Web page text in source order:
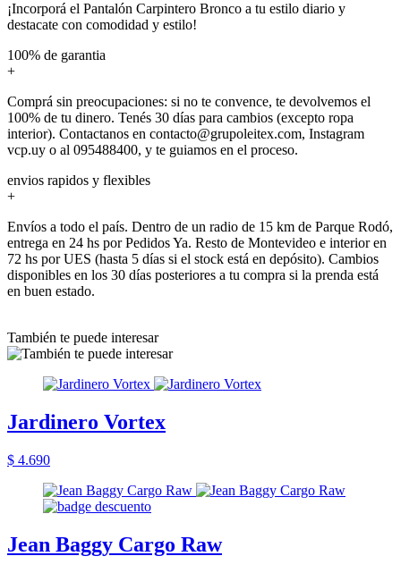
¡Incorporá el Pantalón Carpintero Bronco a tu estilo diario y
destacate con comodidad y estilo!
100% de garantia
+
Comprá sin preocupaciones: si no te convence, te devolvemos el
100% de tu dinero. Tenés 30 días para cambios (excepto ropa
interior). Contactanos en contacto@grupoleitex.com, Instagram
vcp.uy o al 095488400, y te guiamos en el proceso.
envios rapidos y flexibles
+
Envíos a todo el país. Dentro de un radio de 15 km de Parque Rodó,
entrega en 24 hs por Pedidos Ya. Resto de Montevideo e interior en
72 hs por UES (hasta 5 días si el stock está en depósito). Cambios
disponibles en los 30 días posteriores a tu compra si la prenda está
en buen estado.
También te puede interesar
Jardinero Vortex
$ 4.690
Jean Baggy Cargo Raw